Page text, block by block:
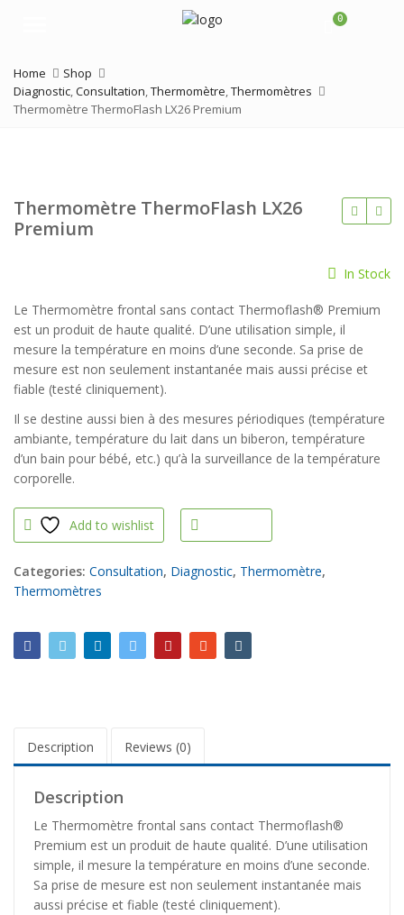
0
Home
Shop
Diagnostic,Consultation,Thermomètre,Thermomètres
Thermomètre ThermoFlash LX26 Premium
Thermomètre ThermoFlash LX26
Premium
In Stock
Le Thermomètre frontal sans contact Thermoflash® Premium
est un produit de haute qualité. D’une utilisation simple, il
mesure la température en moins d’une seconde. Sa prise de
mesure est non seulement instantanée mais aussi précise et
fiable (testé cliniquement).
Il se destine aussi bien à des mesures périodiques (température
ambiante, température du lait dans un biberon, température
d’un bain pour bébé, etc.) qu’à la surveillance de la température
corporelle.
Add to wishlist
Categories: Consultation, Diagnostic, Thermomètre,
Thermomètres
Description Reviews (0)
Description
Le Thermomètre frontal sans contact Thermoflash®
Premium est un produit de haute qualité. D’une utilisation
simple, il mesure la température en moins d’une seconde.
Sa prise de mesure est non seulement instantanée mais
aussi précise et fiable (testé cliniquement).